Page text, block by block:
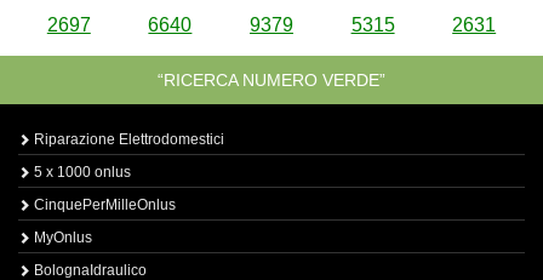
2697 6640 9379 5315 2631
“RICERCA NUMERO VERDE”
Riparazione Elettrodomestici
5 x 1000 onlus
CinquePerMilleOnlus
MyOnlus
BolognaIdraulico